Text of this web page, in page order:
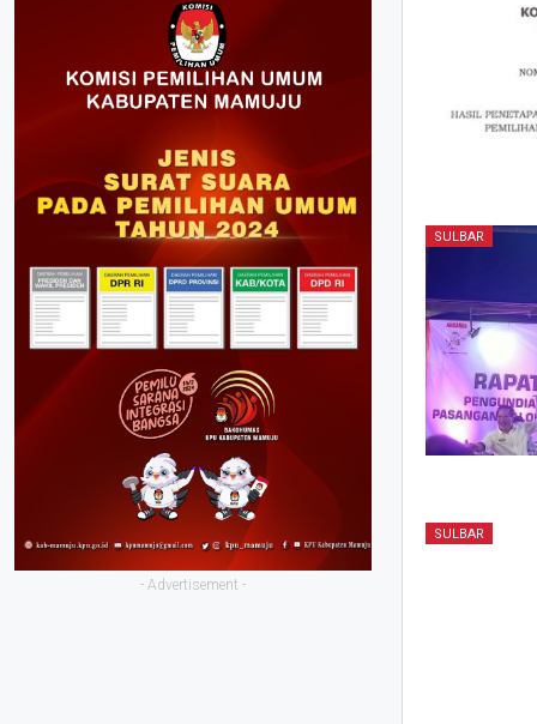
SULBAR
SULBAR
- Advertisement -